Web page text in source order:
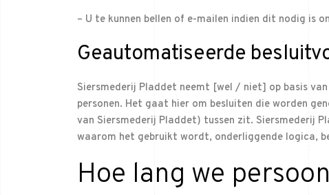
– U te kunnen bellen of e-mailen indien dit nodig is
Geautomatiseerde
Siersmederij Pladdet neemt [wel / niet] op basis
personen. Het gaat hier om besluiten die worden
van Siersmederij Pladdet) tussen zit. Siersmederij
waarom het gebruikt wordt, onderliggende logica,
Hoe lang we